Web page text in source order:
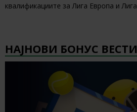
квалификациите за Лига Европа и Лига
НАЈНОВИ БОНУС ВЕСТИ